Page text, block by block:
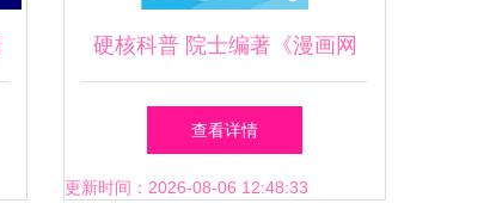
硬核科普 院士编著《漫画网
络信息新技术科普丛书》全新
上线——动漫技术开发的隐形
查看详情
更新时间：2026-08-06 12:48:33